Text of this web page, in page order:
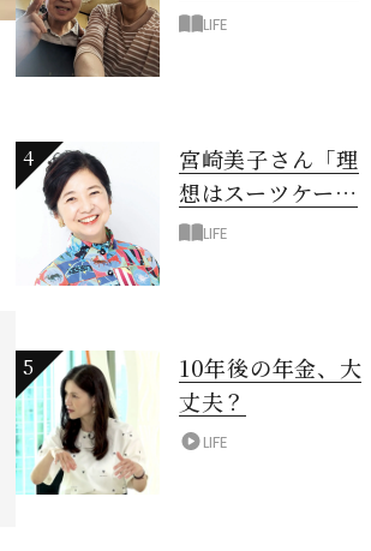
6年の「通い介
LIFE
4
宮崎美子さん「理
想はスーツケース
一つでどこへでも
LIFE
5
10年後の年金、大
丈夫？
LIFE